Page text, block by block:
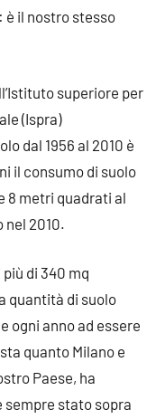
è il nostro stesso
superiore per
(Ispra)
dal 1956 al 2010 è
il consumo di suolo
8 metri quadrati al
nel 2010.
di 340 mq
quantità di suolo
ogni anno ad essere
quanto Milano e
Paese, ha
sempre stato sopra